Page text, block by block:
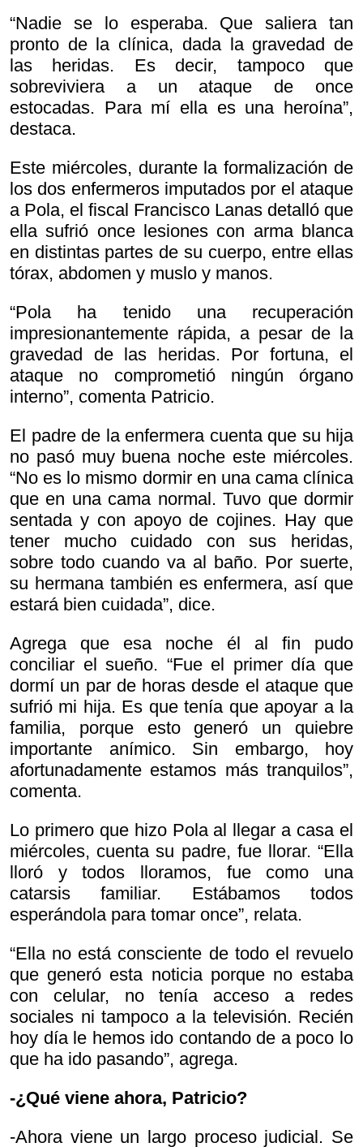
“Nadie se lo esperaba. Que saliera tan
pronto de la clínica, dada la gravedad de
las heridas. Es decir, tampoco que
sobreviviera a un ataque de once
estocadas. Para mí ella es una heroína”,
destaca.
Este miércoles, durante la formalización de
los dos enfermeros imputados por el ataque
a Pola, el fiscal Francisco Lanas detalló que
ella sufrió once lesiones con arma blanca
en distintas partes de su cuerpo, entre ellas
tórax, abdomen y muslo y manos.
“Pola ha tenido una recuperación
impresionantemente rápida, a pesar de la
gravedad de las heridas. Por fortuna, el
ataque no comprometió ningún órgano
interno”, comenta Patricio.
El padre de la enfermera cuenta que su hija
no pasó muy buena noche este miércoles.
“No es lo mismo dormir en una cama clínica
que en una cama normal. Tuvo que dormir
sentada y con apoyo de cojines. Hay que
tener mucho cuidado con sus heridas,
sobre todo cuando va al baño. Por suerte,
su hermana también es enfermera, así que
estará bien cuidada”, dice.
Agrega que esa noche él al fin pudo
conciliar el sueño. “Fue el primer día que
dormí un par de horas desde el ataque que
sufrió mi hija. Es que tenía que apoyar a la
familia, porque esto generó un quiebre
importante anímico. Sin embargo, hoy
afortunadamente estamos más tranquilos”,
comenta.
Lo primero que hizo Pola al llegar a casa el
miércoles, cuenta su padre, fue llorar. “Ella
lloró y todos lloramos, fue como una
catarsis familiar. Estábamos todos
esperándola para tomar once”, relata.
“Ella no está consciente de todo el revuelo
que generó esta noticia porque no estaba
con celular, no tenía acceso a redes
sociales ni tampoco a la televisión. Recién
hoy día le hemos ido contando de a poco lo
que ha ido pasando”, agrega.
-¿Qué viene ahora, Patricio?
-Ahora viene un largo proceso judicial. Se